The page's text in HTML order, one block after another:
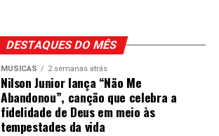
DESTAQUES DO MÊS
MÚSICAS 2 semanas atrás
Nilson Junior lança “Não Me
Abandonou”, canção que celebra a
fidelidade de Deus em meio às
tempestades da vida